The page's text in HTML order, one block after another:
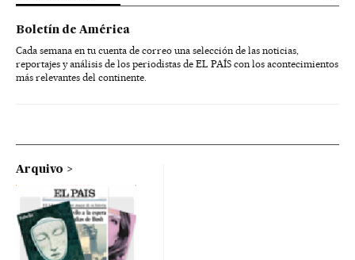
Boletín de América
Cada semana en tu cuenta de correo una selección de las noticias,
reportajes y análisis de los periodistas de EL PAÍS con los acontecimientos
más relevantes del continente.
Arquivo